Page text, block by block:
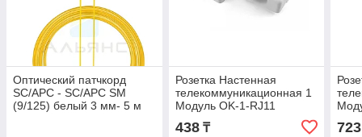
Оптический патчкорд
SC/APC - SC/APC SM
(9/125) белый 3 мм- 5 м
Розетка Настенная
телекоммуникационная 1
Модуль OK-1-RJ11
438₸ 723